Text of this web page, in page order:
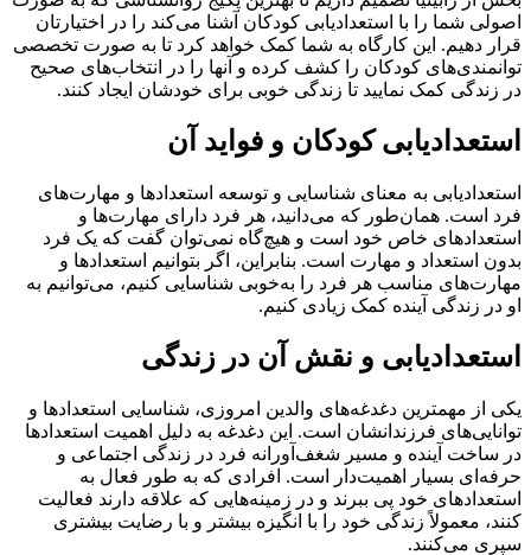
اصولی شما را با استعدادیابی کودکان آشنا می‌کند را در اختیارتان
قرار دهیم. این کارگاه به شما کمک خواهد کرد تا به صورت تخصصی
توانمندی‌های کودکان را کشف کرده و آنها را در انتخاب‌های صحیح
در زندگی کمک نمایید تا زندگی خوبی برای خودشان ایجاد کنند.
استعدادیابی کودکان و فواید آن
استعدادیابی به معنای شناسایی و توسعه استعدادها و مهارت‌های
فرد است. همان‌طور که می‌دانید، هر فرد دارای مهارت‌ها و
استعدادهای خاص خود است و هیچ‌گاه نمی‌توان گفت که یک فرد
بدون استعداد و مهارت است. بنابراین، اگر بتوانیم استعدادها و
مهارت‌های مناسب هر فرد را به‌خوبی شناسایی کنیم، می‌توانیم به
او در زندگی آینده کمک زیادی کنیم.
استعدادیابی و نقش آن در زندگی
یکی از مهمترین دغدغه‌های والدین امروزی، شناسایی استعدادها و
توانایی‌های فرزندانشان است. این دغدغه به دلیل اهمیت استعدادها
در ساخت آینده و مسیر شغف‌آورانه فرد در زندگی اجتماعی و
حرفه‌ای بسیار اهمیت‌دار است. افرادی که به طور فعال به
استعدادهای خود پی ببرند و در زمینه‌هایی که علاقه دارند فعالیت
کنند، معمولاً زندگی خود را با انگیزه بیشتر و با رضایت بیشتری
سپری می‌کنند.